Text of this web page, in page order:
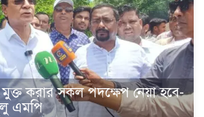
মুক্ত করার সকল পদক্ষেপ নেয়া হবে-
এমপি